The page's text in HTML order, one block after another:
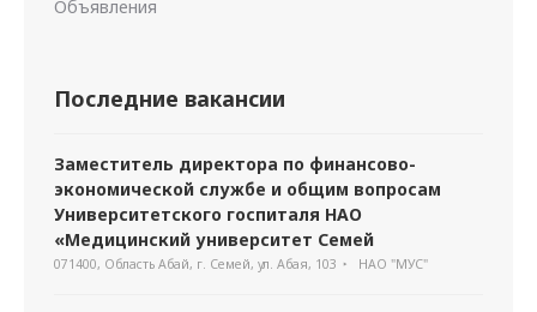
Объявления
Последние вакансии
Заместитель директора по финансово-
экономической службе и общим вопросам
Университетского госпиталя НАО
«Медицинский университет Семей
071400, Область Абай, г. Семей, ул. Абая, 103 НАО "МУС"